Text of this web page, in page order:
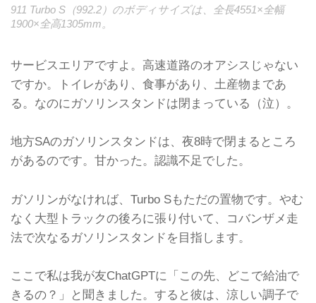
911 Turbo S（992.2）のボディサイズは、全長4551×全幅
1900×全高1305mm。
サービスエリアですよ。高速道路のオアシスじゃない
ですか。トイレがあり、食事があり、土産物まであ
る。なのにガソリンスタンドは閉まっている（泣）。
地方SAのガソリンスタンドは、夜8時で閉まるところ
があるのです。甘かった。認識不足でした。
ガソリンがなければ、Turbo Sもただの置物です。やむ
なく大型トラックの後ろに張り付いて、コバンザメ走
法で次なるガソリンスタンドを目指します。
ここで私は我が友ChatGPTに「この先、どこで給油で
きるの？」と聞きました。すると彼は、涼しい調子で